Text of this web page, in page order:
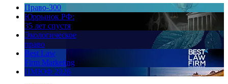
Право-300
Юррынок РФ:
35 лет спустя
Экологическое
право
Best Law
Firm Marketing
ПМЮФ 2026